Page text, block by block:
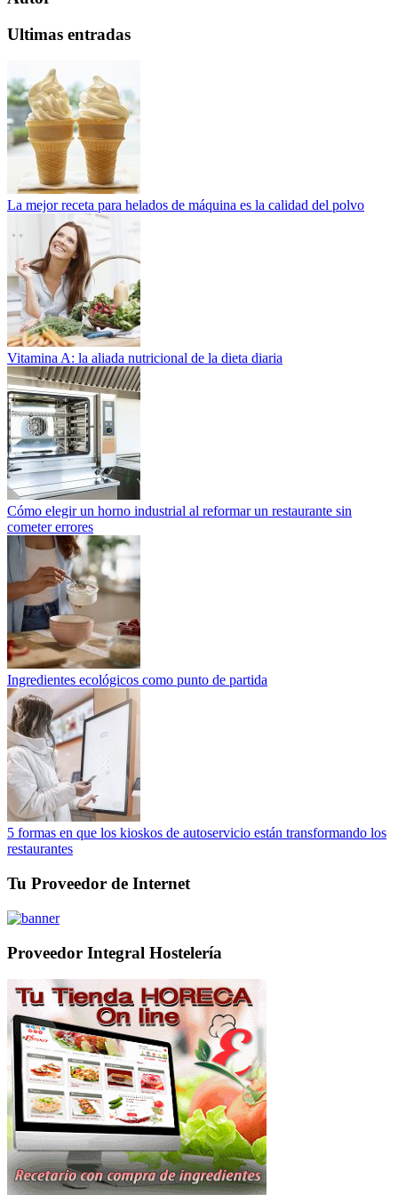
Ultimas entradas
La mejor receta para helados de máquina es la calidad del polvo
Vitamina A: la aliada nutricional de la dieta diaria
Cómo elegir un horno industrial al reformar un restaurante sin
cometer errores
Ingredientes ecológicos como punto de partida
5 formas en que los kioskos de autoservicio están transformando los
restaurantes
Tu Proveedor de Internet
Proveedor Integral Hostelería